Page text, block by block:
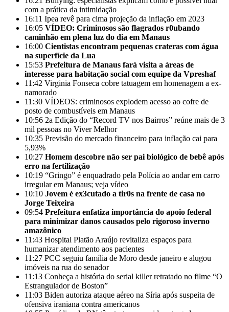
com a prática da intimidação
16:11 Ipea revê para cima projeção da inflação em 2023
16:05 VÍDEO: Criminosos são flagrados r0ubando
caminhão em plena luz do dia em Manaus
16:00 Cientistas encontram pequenas crateras com água
na superfície da Lua
15:53 Prefeitura de Manaus fará visita a áreas de
interesse para habitação social com equipe da Vpreshaf
11:42 Virginia Fonseca cobre tatuagem em homenagem a ex-
namorado
11:30 VÍDEOS: criminosos explodem acesso ao cofre de
posto de combustíveis em Manaus
10:56 2a Edição do “Record TV nos Bairros” reúne mais de 3
mil pessoas no Viver Melhor
10:35 Previsão do mercado financeiro para inflação cai para
5,93%
10:27 Homem descobre não ser pai biológico de bebê após
erro na fertilização
10:19 “Gringo” é enquadrado pela Polícia ao andar em carro
irregular em Manaus; veja vídeo
10:10 Jovem é ex3cutado a tir0s na frente de casa no
Jorge Teixeira
09:54 Prefeitura enfatiza importância do apoio federal
para minimizar danos causados pelo rigoroso inverno
amazônico
11:43 Hospital Platão Araújo revitaliza espaços para
humanizar atendimento aos pacientes
11:27 PCC seguiu família de Moro desde janeiro e alugou
imóveis na rua do senador
11:13 Conheça a história do serial killer retratado no filme “O
Estrangulador de Boston”
11:03 Biden autoriza ataque aéreo na Síria após suspeita de
ofensiva iraniana contra americanos